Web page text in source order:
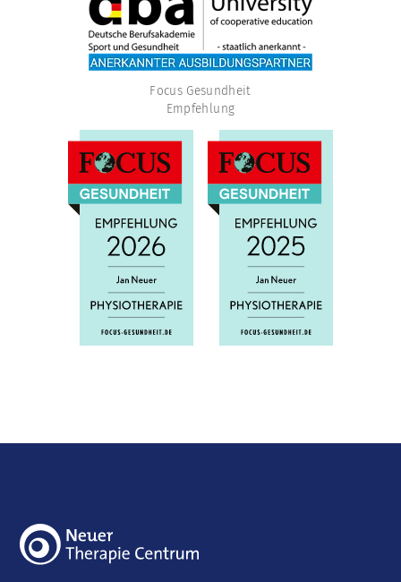
Focus Gesundheit
Empfehlung